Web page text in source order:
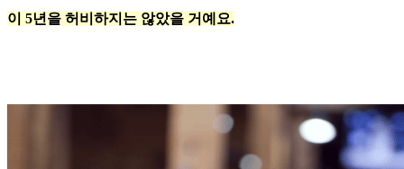
이 5년을 허비하지는 않았을 거예요.